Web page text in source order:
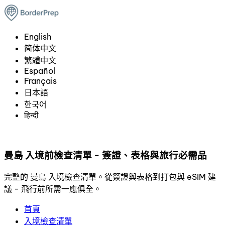
English
简体中文
繁體中文
Español
Français
日本語
한국어
हिन्दी
曼島 入境前檢查清單 - 簽證、表格與旅行必需品
完整的 曼島 入境檢查清單。從簽證與表格到打包與 eSIM 建
議 - 飛行前所需一應俱全。
首頁
入境檢查清單